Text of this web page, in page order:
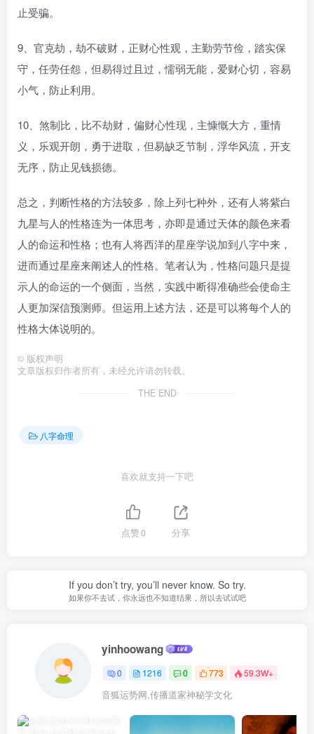
止受骗。
9、官克劫，劫不破财，正财心性观，主勤劳节俭，踏实保
守，任劳任怨，但易得过且过，懦弱无能，爱财心切，容易
小气，防止利用。
10、煞制比，比不劫财，偏财心性现，主慷慨大方，重情
义，乐观开朗，勇于进取，但易缺乏节制，浮华风流，开支
无序，防止见钱损德。
总之，判断性格的方法较多，除上列七种外，还有人将紫白
九星与人的性格连为一体思考，亦即是通过天体的颜色来看
人的命运和性格；也有人将西洋的星座学说加到八字中来，
进而通过星座来阐述人的性格。笔者认为，性格问题只是提
示人的命运的一个侧面，当然，实践中断得准确些会使命主
人更加深信预测师。但运用上述方法，还是可以将每个人的
性格大体说明的。
© 版权声明
文章版权归作者所有，未经允许请勿转载。
THE END
八字命理
喜欢就支持一下吧
点赞0 分享
If you don’t try, you’ll never know. So try.
如果你不去试，你永远也不知道结果，所以去试试吧
yinhoowang
0 1216 0 773 59.3W+
音狐运势网,传播道家神秘学文化